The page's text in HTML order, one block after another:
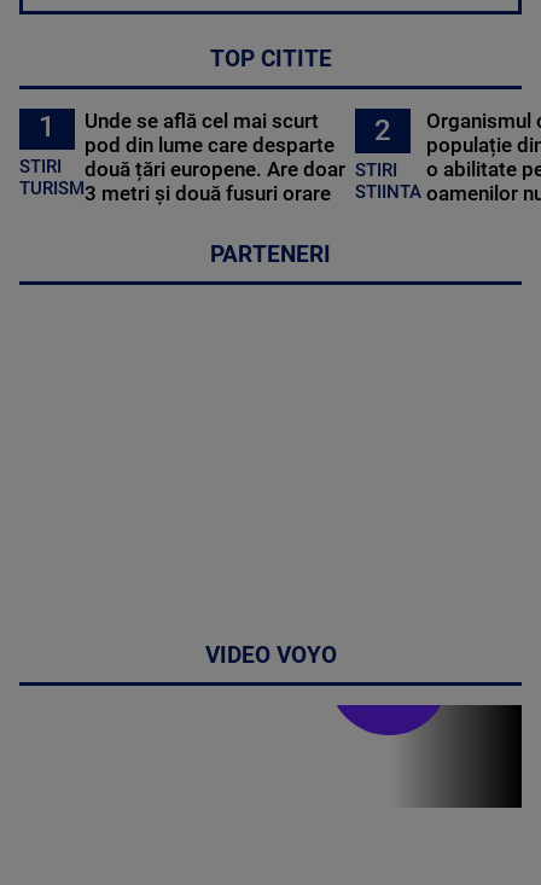
TOP CITITE
1
STIRI
TURISM
Unde se află cel mai scurt
pod din lume care desparte
două țări europene. Are doar
3 metri și două fusuri orare
2
STIRI
STIINTA
Organismul
populație
o abilitate
oamenilor
PARTENERI
VIDEO VOYO